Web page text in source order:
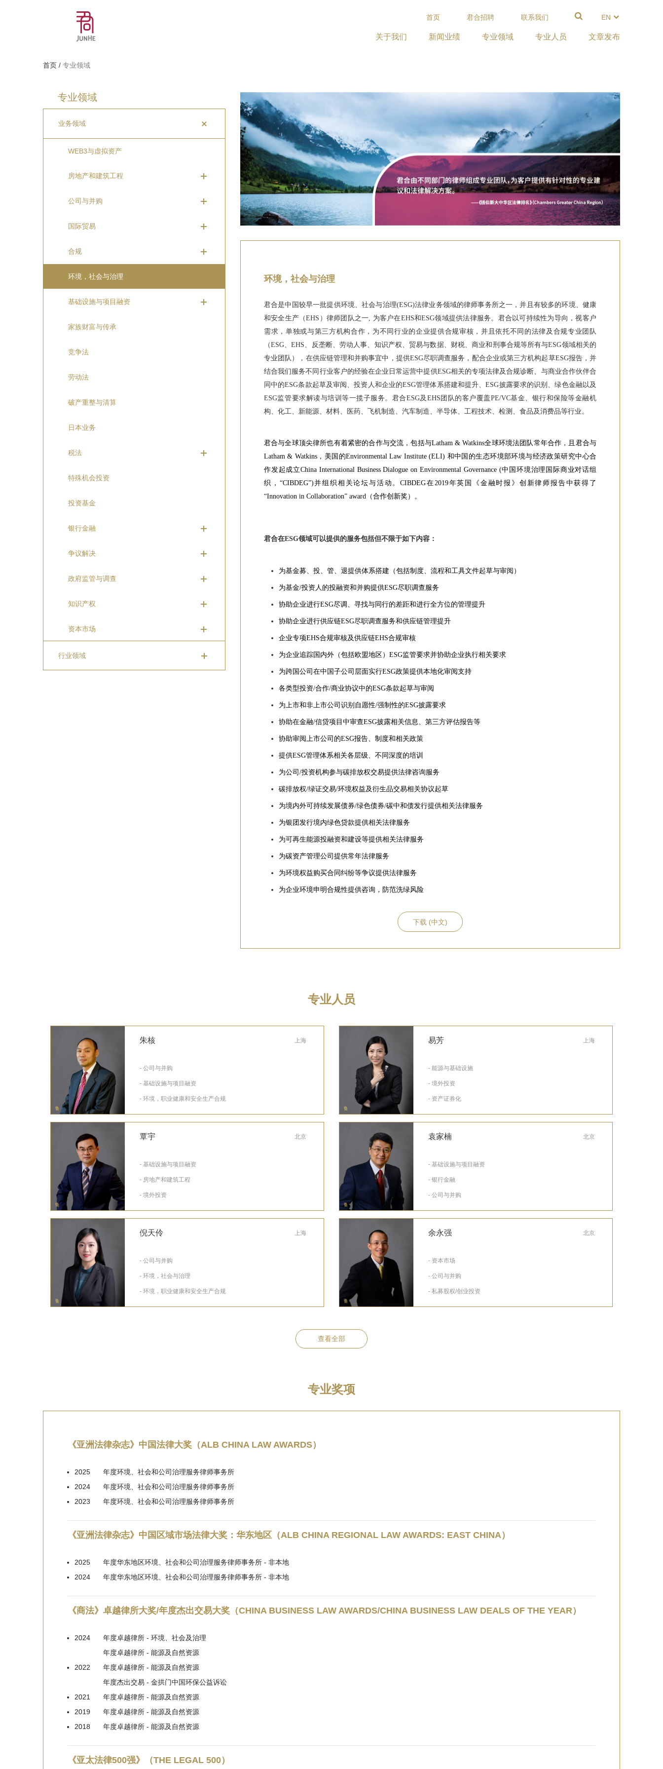
EN
首页 君合招聘 联系我们
关于我们 新闻业绩 专业领域 专业人员 文章发布
首页 / 专业领域
专业领域
业务领域
WEB3与虚拟资产
房地产和建筑工程
公司与并购
国际贸易
合规
环境，社会与治理
基础设施与项目融资
家族财富与传承
竞争法
劳动法
破产重整与清算
日本业务
税法
特殊机会投资
投资基金
银行金融
争议解决
政府监管与调查
知识产权
资本市场
行业领域
环境，社会与治理
君合是中国较早一批提供环境、社会与治理(ESG)法律业务领域的律师事务所之一，并且有较多的环境、健康
和安全生产（EHS）律师团队之一, 为客户在EHS和ESG领域提供法律服务。君合以可持续性为导向，视客户
需求，单独或与第三方机构合作，为不同行业的企业提供合规审核，并且依托不同的法律及合规专业团队
（ESG、EHS、反垄断、劳动人事、知识产权、贸易与数据、财税、商业和刑事合规等所有与ESG领域相关的
专业团队），在供应链管理和并购事宜中，提供ESG尽职调查服务，配合企业或第三方机构起草ESG报告，并
结合我们服务不同行业客户的经验在企业日常运营中提供ESG相关的专项法律及合规诊断、与商业合作伙伴合
同中的ESG条款起草及审阅、投资人和企业的ESG管理体系搭建和提升、ESG披露要求的识别、绿色金融以及
ESG监管要求解读与培训等一揽子服务。君合ESG及EHS团队的客户覆盖PE/VC基金、银行和保险等金融机
构、化工、新能源、材料、医药、飞机制造、汽车制造、半导体、工程技术、检测、食品及消费品等行业。
君合与全球顶尖律所也有着紧密的合作与交流，包括与Latham & Watkins全球环境法团队常年合作，且君合与
Latham & Watkins，美国的Environmental Law Institute (ELI) 和中国的生态环境部环境与经济政策研究中心合
作发起成立China International Business Dialogue on Environmental Governance (中国环境治理国际商业对话组
织，“CIBDEG”)并组织相关论坛与活动。CIBDEG在2019年英国《金融时报》创新律师报告中获得了
“Innovation in Collaboration” award（合作创新奖）。
君合在ESG领域可以提供的服务包括但不限于如下内容：
为基金募、投、管、退提供体系搭建（包括制度、流程和工具文件起草与审阅）
为基金/投资人的投融资和并购提供ESG尽职调查服务
协助企业进行ESG尽调、寻找与同行的差距和进行全方位的管理提升
协助企业进行供应链ESG尽职调查服务和供应链管理提升
企业专项EHS合规审核及供应链EHS合规审核
为企业追踪国内外（包括欧盟地区）ESG监管要求并协助企业执行相关要求
为跨国公司在中国子公司层面实行ESG政策提供本地化审阅支持
各类型投资/合作/商业协议中的ESG条款起草与审阅
为上市和非上市公司识别自愿性/强制性的ESG披露要求
协助在金融/信贷项目中审查ESG披露相关信息、第三方评估报告等
协助审阅上市公司的ESG报告、制度和相关政策
提供ESG管理体系相关各层级、不同深度的培训
为公司/投资机构参与碳排放权交易提供法律咨询服务
碳排放权/绿证交易/环境权益及衍生品交易相关协议起草
为境内外可持续发展债券/绿色债券/碳中和债发行提供相关法律服务
为银团发行境内绿色贷款提供相关法律服务
为可再生能源投融资和建设等提供相关法律服务
为碳资产管理公司提供常年法律服务
为环境权益购买合同纠纷等争议提供法律服务
为企业环境申明合规性提供咨询，防范洗绿风险
下载 (中文)
专业人员
朱核 上海
- 公司与并购
- 基础设施与项目融资
- 环境，职业健康和安全生产合规
易芳 上海
- 能源与基础设施
- 境外投资
- 资产证券化
覃宇 北京
- 基础设施与项目融资
- 房地产和建筑工程
- 境外投资
袁家楠 北京
- 基础设施与项目融资
- 银行金融
- 公司与并购
倪天伶 上海
- 公司与并购
- 环境，社会与治理
- 环境，职业健康和安全生产合规
余永强 北京
- 资本市场
- 公司与并购
- 私募股权/创业投资
查看全部
专业奖项
《亚洲法律杂志》中国法律大奖（ALB CHINA LAW AWARDS）
2025
年度环境、社会和公司治理服务律师事务所
2024
年度环境、社会和公司治理服务律师事务所
2023
年度环境、社会和公司治理服务律师事务所
《亚洲法律杂志》中国区域市场法律大奖：华东地区（ALB CHINA REGIONAL LAW AWARDS: EAST CHINA）
2025
年度华东地区环境、社会和公司治理服务律师事务所 - 非本地
2024
年度华东地区环境、社会和公司治理服务律师事务所 - 非本地
《商法》卓越律所大奖/年度杰出交易大奖（CHINA BUSINESS LAW AWARDS/CHINA BUSINESS LAW DEALS OF THE YEAR）
2024
年度卓越律所 - 环境、社会及治理
年度卓越律所 - 能源及自然资源
2022
年度卓越律所 - 能源及自然资源
年度杰出交易 - 金拱门中国环保公益诉讼
2021
年度卓越律所 - 能源及自然资源
2019
年度卓越律所 - 能源及自然资源
2018
年度卓越律所 - 能源及自然资源
《亚太法律500强》（THE LEGAL 500）